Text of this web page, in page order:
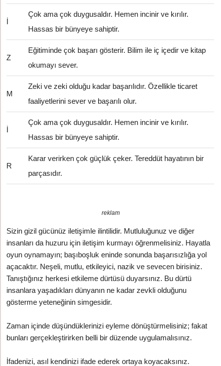
İ
Çok ama çok duygusaldır. Hemen incinir ve kırılır.
Hassas bir bünyeye sahiptir.
Z
Eğitiminde çok başarı gösterir. Bilim ile iç içedir ve kitap
okumayı sever.
M
Zeki ve zeki olduğu kadar başarılıdır. Özellikle ticaret
faaliyetlerini sever ve başarılı olur.
İ
Çok ama çok duygusaldır. Hemen incinir ve kırılır.
Hassas bir bünyeye sahiptir.
R
Karar verirken çok güçlük çeker. Tereddüt hayatının bir
parçasıdır.
reklam
Sizin gizil gücünüz iletişimle ilintilidir. Mutluluğunuz ve diğer
insanları da huzuru için iletişim kurmayı öğrenmelisiniz. Hayatla
oyun oynamayın; başıboşluk eninde sonunda başarısızlığa yol
açacaktır. Neşeli, mutlu, etkileyici, nazik ve sevecen birisiniz.
Tanıştığınız herkesi etkileme dürtüsü duyarsınız. Bu dürtü
insanlara yaşadıkları dünyanın ne kadar zevkli olduğunu
gösterme yeteneğinin simgesidir.
Zaman içinde düşündüklerinizi eyleme dönüştürmelisiniz; fakat
bunları gerçekleştirirken belli bir düzende uygulamalısınız.
İfadenizi, asıl kendinizi ifade ederek ortaya koyacaksınız.